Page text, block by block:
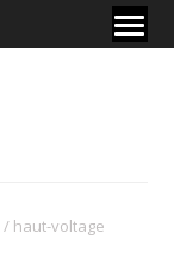
/ haut-voltage